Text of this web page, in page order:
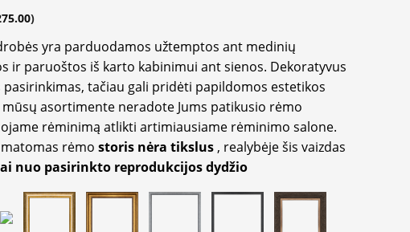
)
yra parduodamos užtemptos ant medinių
ir paruoštos iš karto kabinimui ant sienos. Dekoratyvus
tačiau gali pridėti papildomos estetikos
mūsų asortimente neradote Jums patikusio rėmo
rėminimą atlikti artimiausiame rėminimo salone.
rėmo storis nėra tikslus , realybėje šis vaizdas
nuo pasirinkto reprodukcijos dydžio